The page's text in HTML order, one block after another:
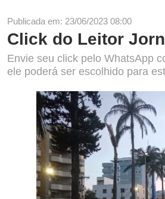
Publicada em: 23/06/2023 08:00
Click do Leitor
Envie seu click pelo WhatsApp
ele poderá ser escolhido para